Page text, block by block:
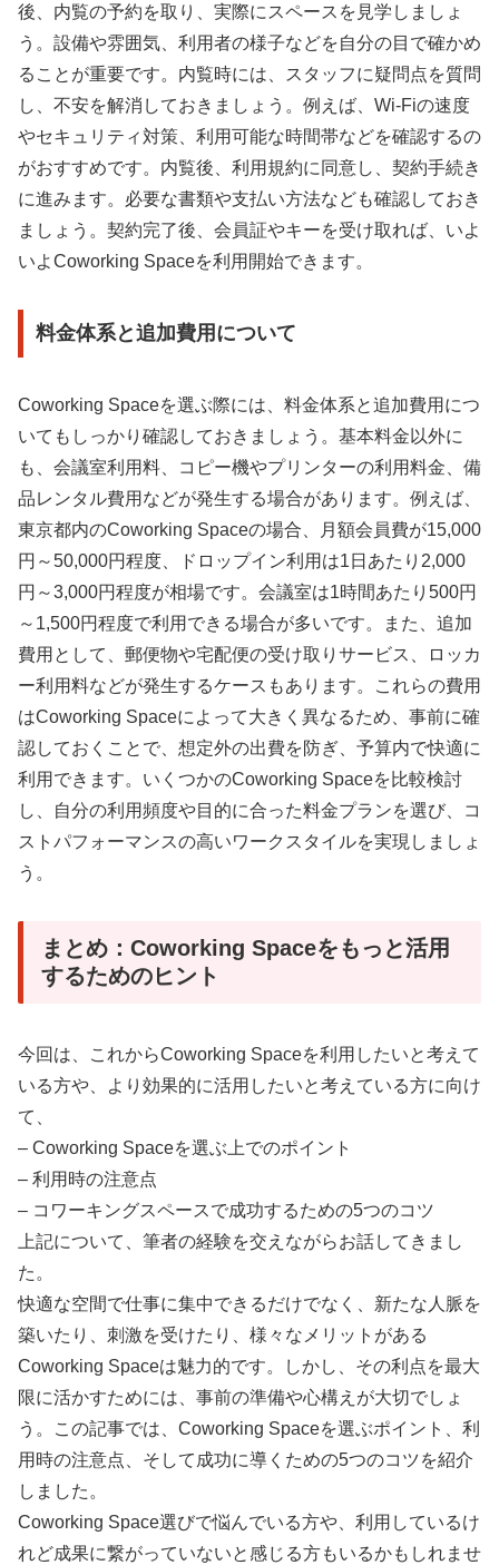
後、内覧の予約を取り、実際にスペースを見学しましょ
う。設備や雰囲気、利用者の様子などを自分の目で確かめ
ることが重要です。内覧時には、スタッフに疑問点を質問
し、不安を解消しておきましょう。例えば、Wi-Fiの速度
やセキュリティ対策、利用可能な時間帯などを確認するの
がおすすめです。内覧後、利用規約に同意し、契約手続き
に進みます。必要な書類や支払い方法なども確認しておき
ましょう。契約完了後、会員証やキーを受け取れば、いよ
いよCoworking Spaceを利用開始できます。
料金体系と追加費用について
Coworking Spaceを選ぶ際には、料金体系と追加費用につ
いてもしっかり確認しておきましょう。基本料金以外に
も、会議室利用料、コピー機やプリンターの利用料金、備
品レンタル費用などが発生する場合があります。例えば、
東京都内のCoworking Spaceの場合、月額会員費が15,000
円～50,000円程度、ドロップイン利用は1日あたり2,000
円～3,000円程度が相場です。会議室は1時間あたり500円
～1,500円程度で利用できる場合が多いです。また、追加
費用として、郵便物や宅配便の受け取りサービス、ロッカ
ー利用料などが発生するケースもあります。これらの費用
はCoworking Spaceによって大きく異なるため、事前に確
認しておくことで、想定外の出費を防ぎ、予算内で快適に
利用できます。いくつかのCoworking Spaceを比較検討
し、自分の利用頻度や目的に合った料金プランを選び、コ
ストパフォーマンスの高いワークスタイルを実現しましょ
う。
まとめ：Coworking Spaceをもっと活用
するためのヒント
今回は、これからCoworking Spaceを利用したいと考えて
いる方や、より効果的に活用したいと考えている方に向け
て、
– Coworking Spaceを選ぶ上でのポイント
– 利用時の注意点
– コワーキングスペースで成功するための5つのコツ
上記について、筆者の経験を交えながらお話してきまし
た。
快適な空間で仕事に集中できるだけでなく、新たな人脈を
築いたり、刺激を受けたり、様々なメリットがある
Coworking Spaceは魅力的です。しかし、その利点を最大
限に活かすためには、事前の準備や心構えが大切でしょ
う。この記事では、Coworking Spaceを選ぶポイント、利
用時の注意点、そして成功に導くための5つのコツを紹介
しました。
Coworking Space選びで悩んでいる方や、利用しているけ
れど成果に繋がっていないと感じる方もいるかもしれませ